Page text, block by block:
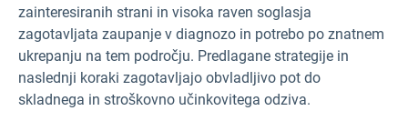
zainteresiranih strani in visoka raven soglasja
zagotavljata zaupanje v diagnozo in potrebo po znatnem
ukrepanju na tem področju. Predlagane strategije in
naslednji koraki zagotavljajo obvladljivo pot do
skladnega in stroškovno učinkovitega odziva.